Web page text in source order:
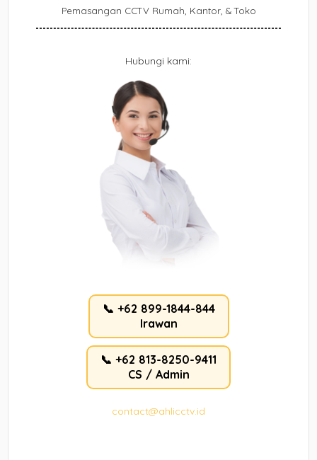
Pemasangan CCTV Rumah, Kantor, & Toko
Hubungi kami:
📞 +62 899-1844-844
Irawan
📞 +62 813-8250-9411
CS / Admin
contact@ahlicctv.id